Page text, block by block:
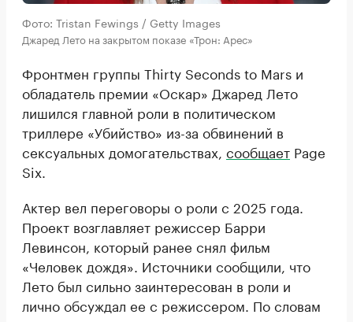
Фото: Tristan Fewings / Getty Images
Джаред Лето на закрытом показе «Трон: Арес»
Фронтмен группы Thirty Seconds to Mars и
обладатель премии «Оскар» Джаред Лето
лишился главной роли в политическом
триллере «Убийство» из-за обвинений в
сексуальных домогательствах, сообщает Page
Six.
Актер вел переговоры о роли с 2025 года.
Проект возглавляет режиссер Барри
Левинсон, который ранее снял фильм
«Человек дождя». Источники сообщили, что
Лето был сильно заинтересован в роли и
лично обсуждал ее с режиссером. По словам